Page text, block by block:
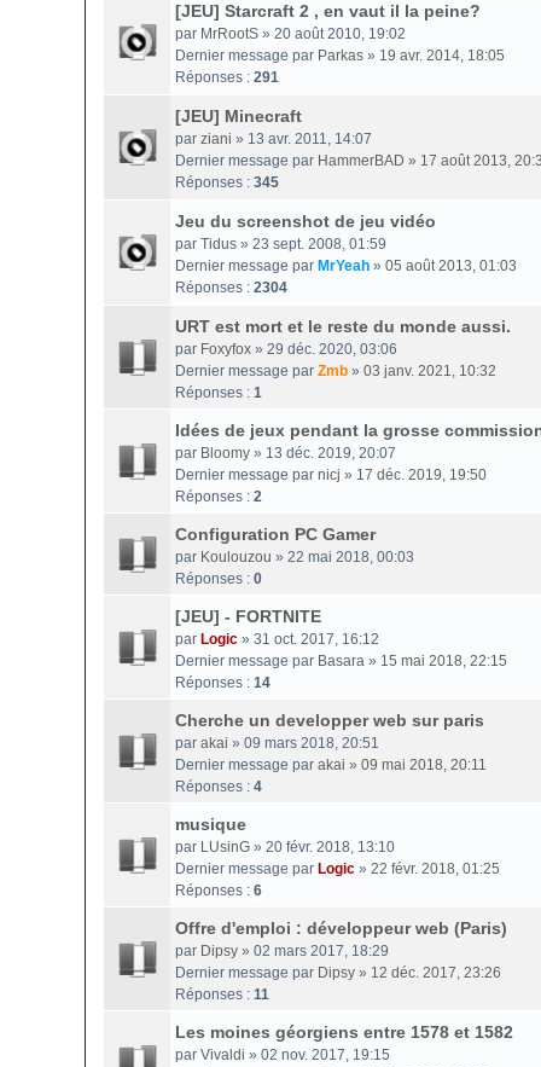
[JEU] Starcraft 2 , en vaut il la peine?
par MrRootS » 20 août 2010, 19:02
Dernier message par Parkas » 19 avr. 2014, 18:05
Réponses : 291
[JEU] Minecraft
par ziani » 13 avr. 2011, 14:07
Dernier message par HammerBAD » 17 août 2013,
Réponses : 345
Jeu du screenshot de jeu vidéo
par Tidus » 23 sept. 2008, 01:59
Dernier message par MrYeah » 05 août 2013, 01:03
Réponses : 2304
URT est mort et le reste du monde aussi.
par Foxyfox » 29 déc. 2020, 03:06
Dernier message par Zmb » 03 janv. 2021, 10:32
Réponses : 1
Idées de jeux pendant la grosse
par Bloomy » 13 déc. 2019, 20:07
Dernier message par nicj » 17 déc. 2019, 19:50
Réponses : 2
Configuration PC Gamer
par Koulouzou » 22 mai 2018, 00:03
Réponses : 0
[JEU] - FORTNITE
par Logic » 31 oct. 2017, 16:12
Dernier message par Basara » 15 mai 2018, 22:15
Réponses : 14
Cherche un developper web sur paris
par akai » 09 mars 2018, 20:51
Dernier message par akai » 09 mai 2018, 20:11
Réponses : 4
musique
par LUsinG » 20 févr. 2018, 13:10
Dernier message par Logic » 22 févr. 2018, 01:25
Réponses : 6
Offre d'emploi : développeur web (Paris)
par Dipsy » 02 mars 2017, 18:29
Dernier message par Dipsy » 12 déc. 2017, 23:26
Réponses : 11
Les moines géorgiens entre 1578 et 1582
par Vivaldi » 02 nov. 2017, 19:15